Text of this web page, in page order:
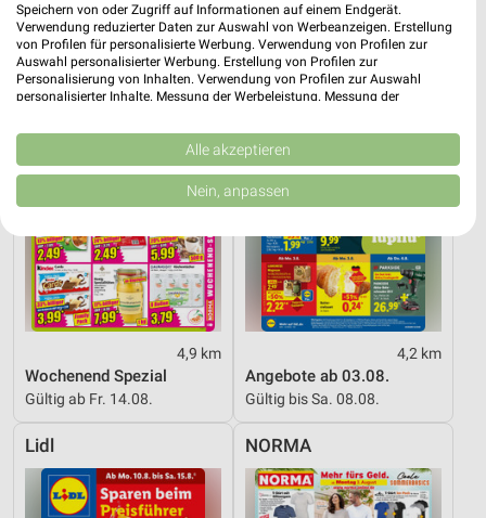
NORMA
4,9 km
Wochenend Spezial
Gültig ab Fr. 14.08.
Lidl
4,2 km
Angebote ab 03.08.
Gültig bis Sa. 08.08.
Lidl NORMA
Speichern von oder Zugriff auf Informationen auf einem Endgerät.
Verwendung reduzierter Daten zur Auswahl von Werbeanzeigen. Erstellung
von Profilen für personalisierte Werbung. Verwendung von Profilen zur
Auswahl personalisierter Werbung. Erstellung von Profilen zur
Personalisierung von Inhalten. Verwendung von Profilen zur Auswahl
personalisierter Inhalte. Messung der Werbeleistung. Messung der
Kombinationen von Daten aus verschiedenen Quellen. Entwicklung und
Verbesserung der Angebote. Verwendung reduzierter Daten zur Auswahl
von Inhalten.
Daten können außerhalb der Europäischen Union weitergegeben und in die
Website/App.
Partnerliste anzeigen (1 IAB-Anbieter)
Wir nutzen Ihre Daten für folgende Zwecke:
IAB-Verarbeitungszwecke:
Speichern von oder Zugriff auf Informationen
auf einem Endgerät
Werbeanzeigen
Erstellung von Profilen für personalisierte
Werbung
Alle akzeptieren
Nein, anpassen